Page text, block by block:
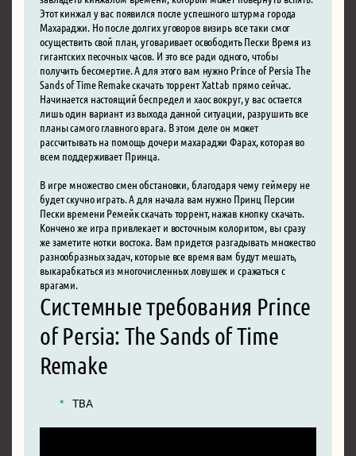
Этот кинжал у вас появился после успешного штурма города
Махараджи. Но после долгих уговоров визирь все таки смог
осуществить свой план, уговаривает освободить Пески Время из
гигантских песочных часов. И это все ради одного, чтобы
получить бессмертие. А для этого вам нужно Prince of Persia The
Sands of Time Remake скачать торрент Xattab прямо сейчас.
Начинается настоящий беспредел и хаос вокруг, у вас остается
лишь один вариант из выхода данной ситуации, разрушить все
планы самого главного врага. В этом деле он может
рассчитывать на помощь дочери махараджи Фарах, которая во
всем поддерживает Принца.
В игре множество смен обстановки, благодаря чему геймеру не
будет скучно играть. А для начала вам нужно Принц Персии
Пески времени Ремейк скачать торрент, нажав кнопку скачать.
Кончено же игра привлекает и восточным колоритом, вы сразу
же заметите нотки востока. Вам придется разгадывать множество
разнообразных задач, которые все время вам будут мешать,
выкарабкаться из многочисленных ловушек и сражаться с
врагами.
Системные требования Prince
of Persia: The Sands of Time
Remake
TBA